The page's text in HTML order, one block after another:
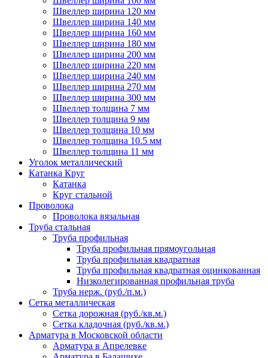
Швеллер ширина 120 мм
Швеллер ширина 140 мм
Швеллер ширина 160 мм
Швеллер ширина 180 мм
Швеллер ширина 200 мм
Швеллер ширина 220 мм
Швеллер ширина 240 мм
Швеллер ширина 270 мм
Швеллер ширина 300 мм
Швеллер толщина 7 мм
Швеллер толщина 9 мм
Швеллер толщина 10 мм
Швеллер толщина 10.5 мм
Швеллер толщина 11 мм
Уголок металлический
Катанка Круг
Катанка
Круг стальной
Проволока
Проволока вязальная
Труба стальная
Труба профильная
Труба профильная прямоугольная
Труба профильная квадратная
Труба профильная квадратная оцинкованная
Низколегированная профильная труба
Труба нерж. (руб./п.м.)
Сетка металлическая
Сетка дорожная (руб./кв.м.)
Сетка кладочная (руб./кв.м.)
Арматура в Московской области
Арматура в Апрелевке